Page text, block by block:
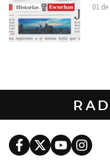
01
FacebookTwitterYoutube